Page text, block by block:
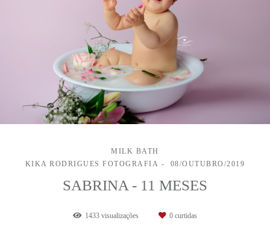
MILK BATH
KIKA RODRIGUES FOTOGRAFIA
08/OUTUBRO/2019
SABRINA - 11 MESES
1433 visualizações 0 curtidas